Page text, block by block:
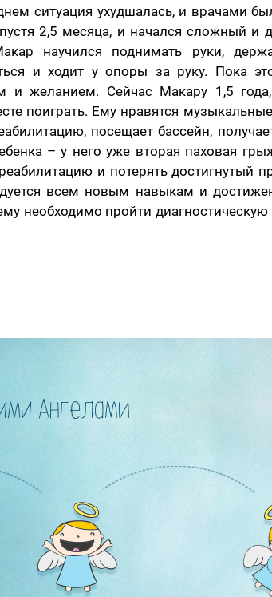
ситуация ухудшалась, и врачами
2,5 месяца, и начался сложный и
научился поднимать руки,
и ходит у опоры за руку. Пока
и желанием. Сейчас Макару 1,5
поиграть. Ему нравятся
посещает бассейн,
– у него уже вторая паховая
и потерять достигнутый
всем новым навыкам и
необходимо пройти
Ангелами